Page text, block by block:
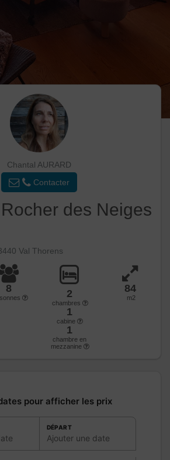
Chantal AURARD
Contacter
des Neiges
Val Thorens
8 2
chambres
1
cabine
1
chambre en
mezzanine
84
m2
pour afficher les prix
DÉPART
Ajouter une date